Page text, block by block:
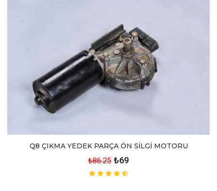
Q8 ÇIKMA YEDEK PARÇA ÖN SİLGİ MOTORU
₺86.25 ₺69